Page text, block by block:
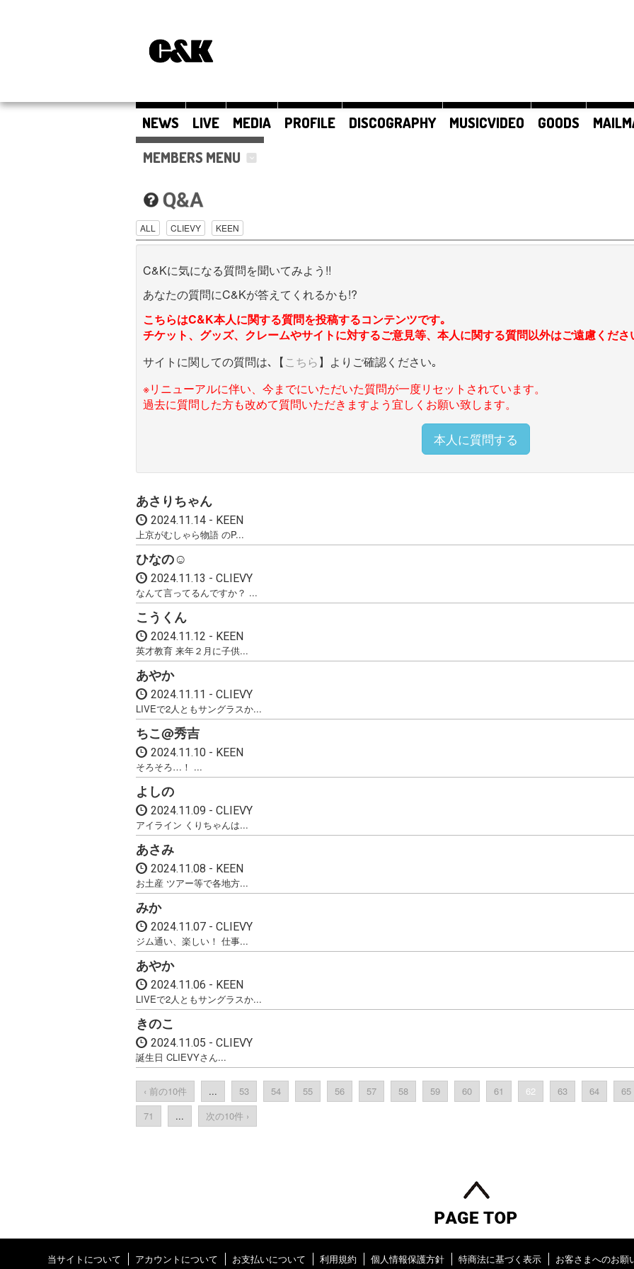
NEWS LIVE MEDIA PROFILE DISCOGRAPHY MUSICVIDEO GOODS
MEMBERS MENU
ALL CLIEVY KEEN
C&Kに気になる質問を聞いてみよう!!
あなたの質問にC&Kが答えてくれるかも!?
こちらはC&K本人に関する質問を投稿するコンテンツです｡
チケット、グッズ、クレームやサイトに対するご意見等、本人に関する質問以外はご遠慮くださ
サイトに関しての質問は､【こちら】よりご確認ください｡
※リニューアルに伴い、今までにいただいた質問が一度リセットされています。
過去に質問した方も改めて質問いただきますよう宜しくお願い致します。
本人に質問する
あさりちゃん
2024.11.14
KEEN
上京がむしゃら物語 のP...
ひなの☺︎
2024.11.13
CLIEVY
なんて言ってるんですか？ ...
こうくん
2024.11.12
KEEN
英才教育 来年２月に子供...
あやか
2024.11.11
CLIEVY
LIVEで2人ともサングラスか...
ちこ@秀吉
2024.11.10
KEEN
そろそろ…！ ...
よしの
2024.11.09
CLIEVY
アイライン くりちゃんは...
あさみ
2024.11.08
KEEN
お土産 ツアー等で各地方...
みか
2024.11.07
CLIEVY
ジム通い、楽しい！ 仕事...
あやか
2024.11.06
KEEN
LIVEで2人ともサングラスか...
きのこ
2024.11.05
CLIEVY
誕生日 CLIEVYさん...
‹ 前の10件 ... 53 54 55 56 57 58 59 60 61 62 63 64
65
71
... 次の10件 ›
当サイトについて アカウントについて お支払いについて 利用規約 個人情報保護方針 特商法に基づく表示 お客さまへのお願